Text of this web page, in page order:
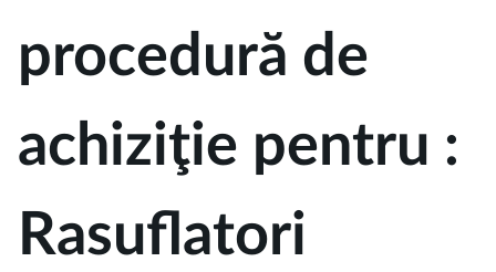
procedură de
achiziţie pentru :
Rasuflatori